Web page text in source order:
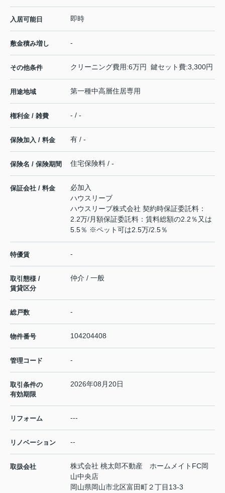
入居可能日 即時
敷金積み増し -
その他条件 クリーニング費用:6万円 鍵セット費:3,300円
用途地域 第一種中高層住居専用
権利金 / 雑費 - / -
保険加入 / 料金 有 / -
保険名 / 保険期間 住宅保険料 / -
保証会社 / 料金
必加入
ハウスリーブ
ハウスリーブ株式会社 契約時保証委託料：
2.2万/月額保証委託料：賃料総額の2.2％又は
5.5％ ※ペット可は2.5万/2.5％
特優賃 -
取引態様 /
賃貸区分
仲介 / 一般
総戸数 -
物件番号 104204408
管理コード -
取引条件の
有効期限
2026年08月20日
リフォーム ---
リノベーション --
取扱会社
株式会社 桃太郎不動産 ホームメイトFC岡
山中央店
岡山県岡山市北区富田町２丁目13-3